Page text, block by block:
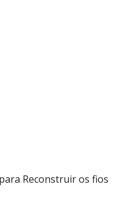
Reconstruir os fios